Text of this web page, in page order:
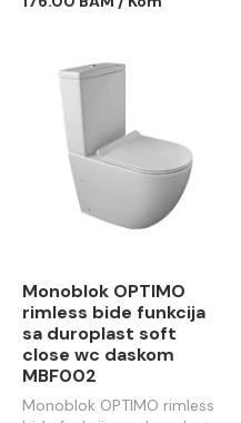
Monoblok OPTIMO
rimless bide funkcija
sa duroplast soft
close wc daskom
MBF002
Monoblok OPTIMO rimless